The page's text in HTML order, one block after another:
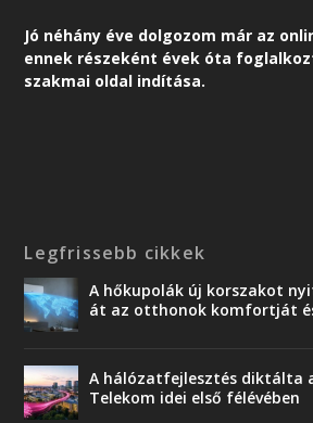
Jó néhány éve dolgozom már az
ennek részeként évek óta
szakmai oldal indítása.
Legfrissebb cikkek
A hőkupolák új korszakot
át az otthonok komfortját
A hálózatfejlesztés diktálta
Telekom idei első félévében